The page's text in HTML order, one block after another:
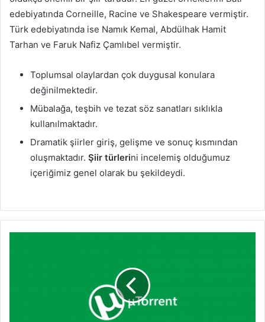
edebiyatında Corneille, Racine ve Shakespeare vermiştir.
Türk edebiyatında ise Namık Kemal, Abdülhak Hamit
Tarhan ve Faruk Nafiz Çamlıbel vermiştir.
Toplumsal olaylardan çok duygusal konulara
değinilmektedir.
Mübalağa, teşbih ve tezat söz sanatları sıklıkla
kullanılmaktadır.
Dramatik şiirler giriş, gelişme ve sonuç kısmından
oluşmaktadır. Şiir türlerini incelemiş olduğumuz
içeriğimiz genel olarak bu şekildeydi.